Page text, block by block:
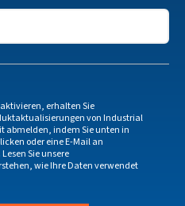
erhalten Sie
von Industrial
abmelden, indem Sie unten in
oder eine E-Mail an
Sie unsere
wie Ihre Daten verwendet